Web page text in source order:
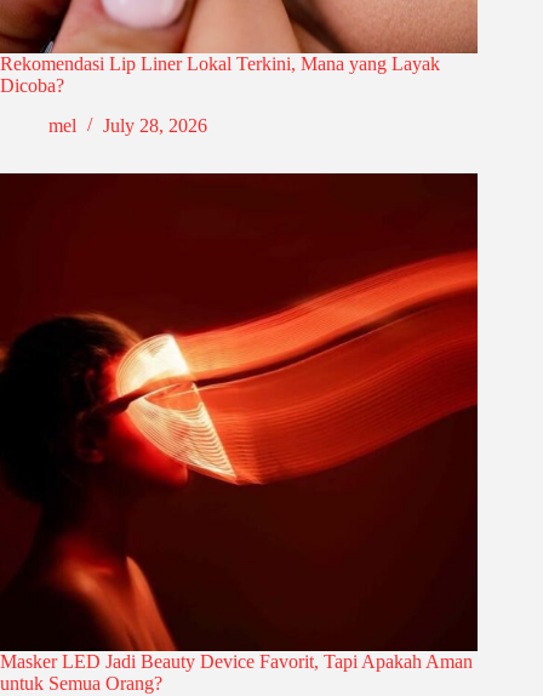
Rekomendasi Lip Liner Lokal Terkini, Mana yang Layak
Dicoba?
mel
July 28, 2026
Masker LED Jadi Beauty Device Favorit, Tapi Apakah Aman
untuk Semua Orang?